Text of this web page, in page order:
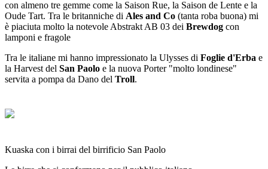
con almeno tre gemme come la Saison Rue, la Saison de Lente e la
Oude Tart. Tra le britanniche di Ales and Co (tanta roba buona) mi
è piaciuta molto la notevole Abstrakt AB 03 dei Brewdog con
lamponi e fragole
Tra le italiane mi hanno impressionato la Ulysses di Foglie d'Erba e
la Harvest del San Paolo e la nuova Porter "molto londinese"
servita a pompa da Dano del Troll.
Kuaska con i birrai del birrificio San Paolo